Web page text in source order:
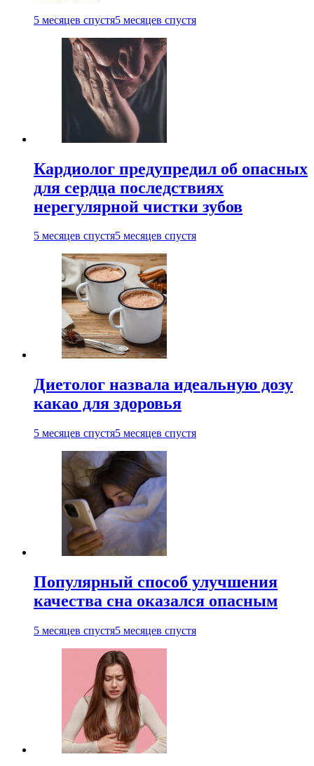
5 месяцев спустя5 месяцев спустя
Кардиолог предупредил об опасных
для сердца последствиях
нерегулярной чистки зубов
5 месяцев спустя5 месяцев спустя
Диетолог назвала идеальную дозу
какао для здоровья
5 месяцев спустя5 месяцев спустя
Популярный способ улучшения
качества сна оказался опасным
5 месяцев спустя5 месяцев спустя